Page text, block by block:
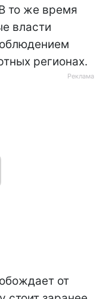
то же время
власти
регионах.
от